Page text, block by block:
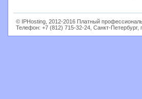
© IPHosting, 2012-2016 Платный
Телефон: +7 (812) 715-32-24, Санкт-Петербург,